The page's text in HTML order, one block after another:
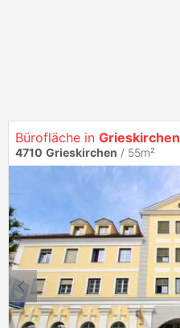
Bürofläche in Grieskirchen
4710 Grieskirchen / 55m²